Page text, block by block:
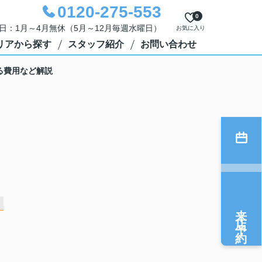
0120-275-553
1月～4月無休（5月～12月毎週水曜日） お気に入り
0
アから探す スタッフ紹介 お問い合わせ
費用など解説
来店予約